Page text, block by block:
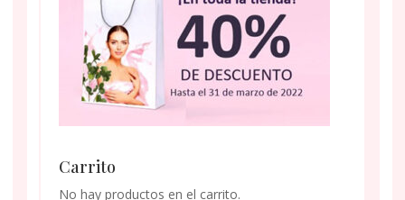
Carrito
No hay productos en el carrito.